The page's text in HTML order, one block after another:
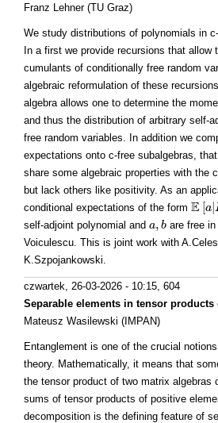
Franz Lehner (TU Graz)
We study distributions of polynomials in
In a first we provide recursions that allow
cumulants of conditionally free random
algebraic reformulation of these
algebra allows one to determine the
and thus the distribution of arbitrary self-
free random variables. In addition we
expectations onto c-free subalgebras,
share some algebraic properties with the
but lack others like positivity. As an
conditional expectations of the form E [a|
E[ a|P
self-adjoint polynomial and a, b
a,b are free
Voiculescu. This is joint work with
K.Szpojankowski.
czwartek, 26-03-2026 - 10:15 , 604
Separable elements in tensor products
Mateusz Wasilewski (IMPAN)
Entanglement is one of the crucial
theory. Mathematically, it means that
the tensor product of two matrix algebras
sums of tensor products of positive
decomposition is the defining feature of